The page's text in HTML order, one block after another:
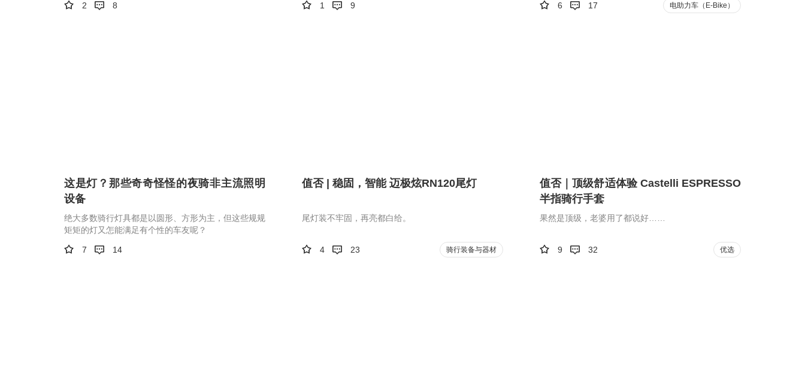
2 8 1 9 6 17 电助力车（E-Bike）
这是灯？那些奇奇怪怪的夜骑非主流照明
设备
绝大多数骑行灯具都是以圆形、方形为主，但这些规规
矩矩的灯又怎能满足有个性的车友呢？
7 14
值否 | 稳固，智能 迈极炫RN120尾灯
尾灯装不牢固，再亮都白给。
4 23 骑行装备与器材
值否｜顶级舒适体验 Castelli ESPRESSO
半指骑行手套
果然是顶级，老婆用了都说好……
9 32 优选